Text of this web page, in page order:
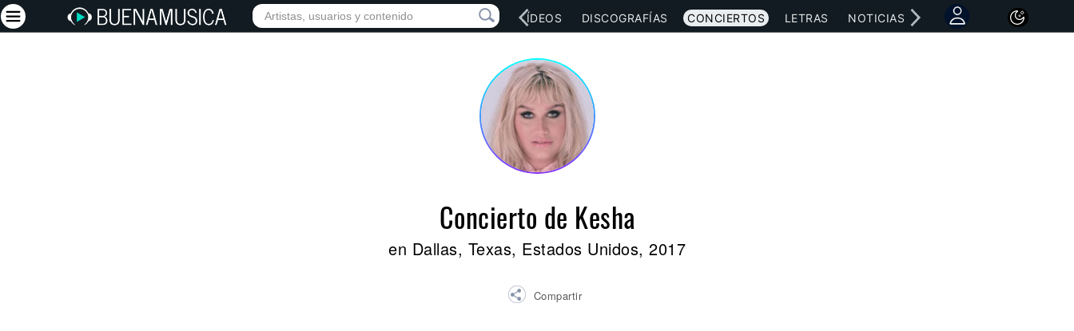
INICIO ARTISTAS RED SOCIAL MÚSICA VÍDEOS DISCOGRAFÍAS CONCIERTOS LETRAS NOTICIAS
Concierto de Kesha
en Dallas, Texas, Estados Unidos, 2017
Compartir